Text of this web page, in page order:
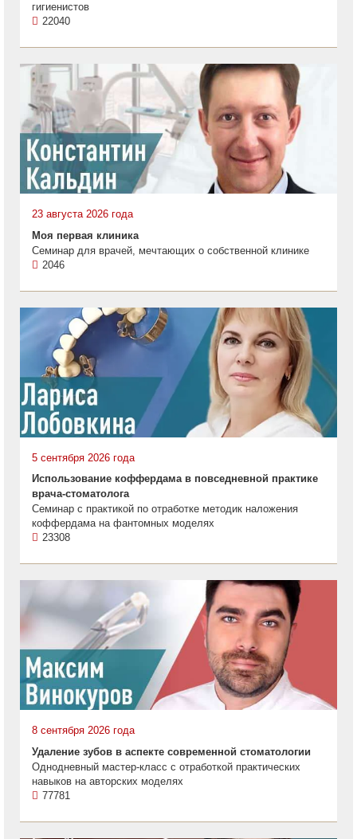
гигиенистов
22040
23 августа 2026 года
Моя первая клиника
Семинар для врачей, мечтающих о собственной клинике
2046
5 сентября 2026 года
Использование коффердама в повседневной практике
врача-стоматолога
Семинар с практикой по отработке методик наложения
коффердама на фантомных моделях
23308
8 сентября 2026 года
Удаление зубов в аспекте современной стоматологии
Однодневный мастер-класс с отработкой практических
навыков на авторских моделях
77781